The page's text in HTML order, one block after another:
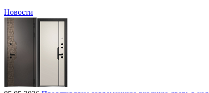
Новости